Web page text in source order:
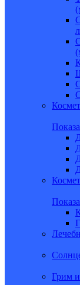
Грим и